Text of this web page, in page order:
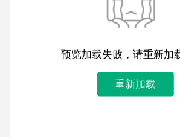
预览加载失败，请重新加
重新加载